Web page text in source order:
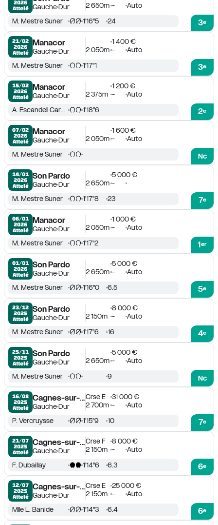
2026
Attelé
GaucheDur
2 650m - Auto
3e
M. Mestre Suner 1'16''5 24
21/02
2026
Attelé
Manacor
GaucheDur
1 400 €
2 050m - Auto
3e
M. Mestre Suner 1'17''1
15/02
2026
Attelé
Manacor
GaucheDur
1 200 €
2 375m - Auto
2e
A. Escandell Cardenas 1'18''6
07/02
2026
Attelé
Manacor
GaucheDur
1 600 €
2 050m -
Auto
Nc
M. Mestre Suner
14/01
2026
Attelé
Son Pardo
GaucheDur
5 000 €
2 650m -
7e
M. Mestre Suner 1'17''8 23
06/01
2026
Attelé
Manacor
GaucheDur
1 000 €
2 050m - Auto
1er
M. Mestre Suner 1'17''2
01/01
2026
Attelé
Son Pardo
GaucheDur
5 000 €
2 650m - Auto
5e
M. Mestre Suner 1'16''0 6.5
23/12
2025
Attelé
Son Pardo
GaucheDur
8 000 €
2 150m - Auto
4e
M. Mestre Suner 1'17''6 16
25/11
2025
Attelé
Son Pardo
GaucheDur
5 000 €
2 650m -
Auto
Nc
M. Mestre Suner 9
16/08
2025
Attelé
Cagnes-sur-Mer
GaucheDur
Crse E
31 000 €
2 700m - Auto
7e
P. Vercruysse 1'15''9 10
21/07
2025
Attelé
Cagnes-sur-Mer
GaucheDur
Crse F
8 000 €
2 150m - Auto
6e
F. Dubaillay 1'14''6 6.3
12/07
2025
Attelé
Cagnes-sur-Mer
GaucheDur
Crse E
25 000 €
2 150m - Auto
6e
Mlle L. Banide 1'14''3 6.4